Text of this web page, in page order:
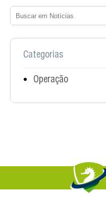
Categorias
Operação